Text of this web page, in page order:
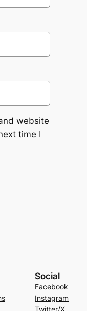
website
time I
Social
Facebook
Instagram
Twitter/X